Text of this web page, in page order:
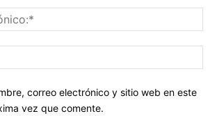
correo electrónico y sitio web en este
vez que comente.